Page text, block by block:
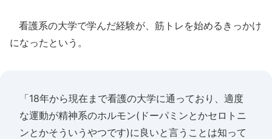
看護系の大学で学んだ経験が、筋トレを始めるきっかけ
になったという。
「18年から現在まで看護の大学に通っており、適度
な運動が精神系のホルモン(ドーパミンとかセロトニ
ンとかそういうやつです)に良いと言うことは知って